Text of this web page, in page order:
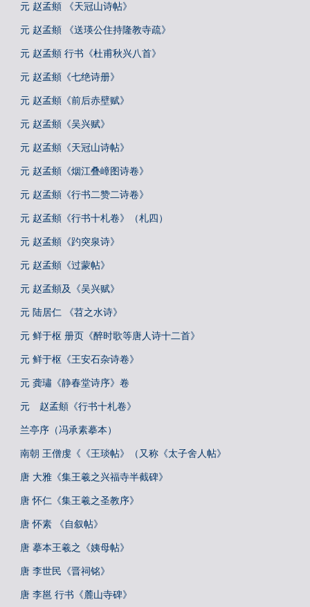
元 赵孟頫 《天冠山诗帖》
元 赵孟頫 《送瑛公住持隆教寺疏》
元 赵孟頫 行书《杜甫秋兴八首》
元 赵孟頫《七绝诗册》
元 赵孟頫《前后赤壁赋》
元 赵孟頫《吴兴赋》
元 赵孟頫《天冠山诗帖》
元 赵孟頫《烟江叠嶂图诗卷》
元 赵孟頫《行书二赞二诗卷》
元 赵孟頫《行书十札卷》（札四）
元 赵孟頫《趵突泉诗》
元 赵孟頫《过蒙帖》
元 赵孟頫及《吴兴赋》
元 陆居仁 《苕之水诗》
元 鲜于枢 册页《醉时歌等唐人诗十二首》
元 鲜于枢《王安石杂诗卷》
元 龚璛《静春堂诗序》卷
元 赵孟頫《行书十札卷》
兰亭序（冯承素摹本）
南朝 王僧虔《《王琰帖》（又称《太子舍人帖》
唐 大雅《集王羲之兴福寺半截碑》
唐 怀仁《集王羲之圣教序》
唐 怀素 《自叙帖》
唐 摹本王羲之《姨母帖》
唐 李世民《晋祠铭》
唐 李邕 行书《麓山寺碑》